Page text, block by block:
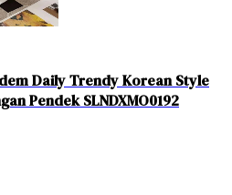
Daily Trendy Korean Style
Pendek SLNDXMO0192